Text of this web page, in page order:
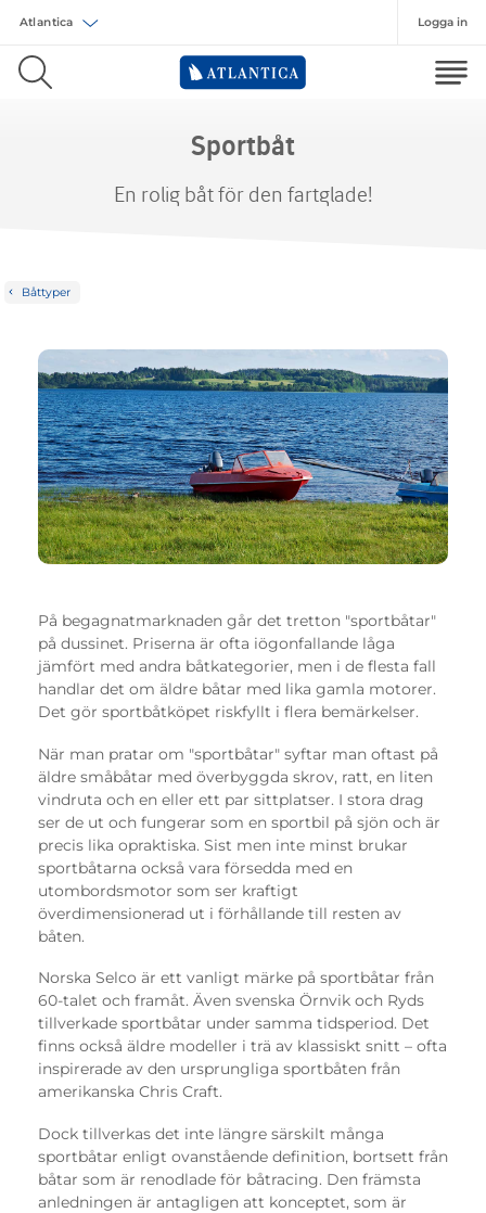
Välj försäkring
Logga in
Sportbåt
En rolig båt för den fartglade!
Båttyper
På begagnatmarknaden går det tretton "sportbåtar"
på dussinet. Priserna är ofta iögonfallande låga
jämfört med andra båtkategorier, men i de flesta fall
handlar det om äldre båtar med lika gamla motorer.
Det gör sportbåtköpet riskfyllt i flera bemärkelser.
När man pratar om "sportbåtar" syftar man oftast på
äldre småbåtar med överbyggda skrov, ratt, en liten
vindruta och en eller ett par sittplatser. I stora drag
ser de ut och fungerar som en sportbil på sjön och är
precis lika opraktiska. Sist men inte minst brukar
sportbåtarna också vara försedda med en
utombordsmotor som ser kraftigt
överdimensionerad ut i förhållande till resten av
båten.
Norska Selco är ett vanligt märke på sportbåtar från
60-talet och framåt. Även svenska Örnvik och Ryds
tillverkade sportbåtar under samma tidsperiod. Det
finns också äldre modeller i trä av klassiskt snitt – ofta
inspirerade av den ursprungliga sportbåten från
amerikanska Chris Craft.
Dock tillverkas det inte längre särskilt många
sportbåtar enligt ovanstående definition, bortsett från
båtar som är renodlade för båtracing. Den främsta
anledningen är antagligen att konceptet, som är